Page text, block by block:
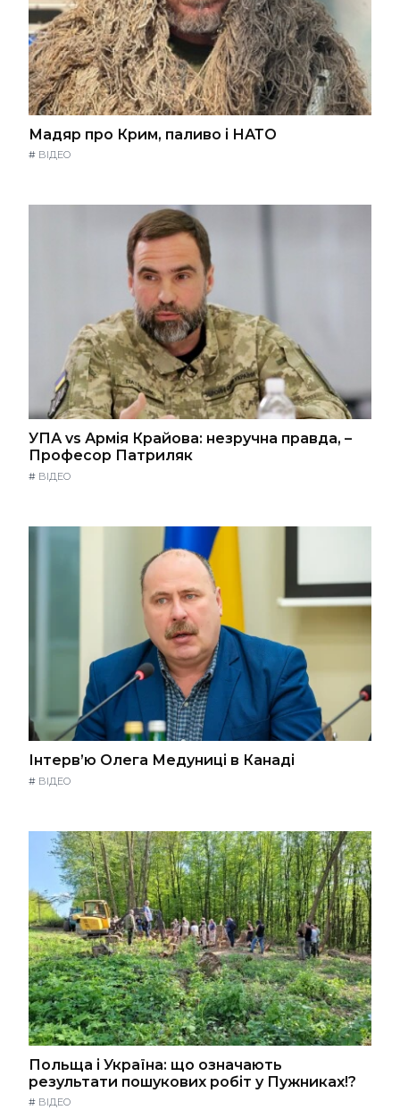
Мадяр про Крим, паливо і НАТО
# ВІДЕО
УПА vs Армія Крайова: незручна правда, –
Професор Патриляк
# ВІДЕО
Інтерв’ю Олега Медуниці в Канаді
# ВІДЕО
Польща і Україна: що означають
результати пошукових робіт у Пужниках!?
# ВІДЕО